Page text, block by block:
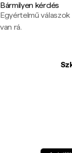
Bármilyen kérdés
Egyértelmű
van rá.